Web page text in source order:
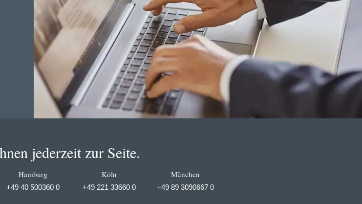
jederzeit zur Seite.
Hamburg
+49 40 500360 0
Köln
+49 221 33660 0
München
+49 89 3090667 0